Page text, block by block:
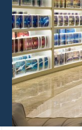
A Szcientológia alapelvei
Bevezetés a Dianetikába
Szeretet és gyűlölet –
Mi a nagyság?